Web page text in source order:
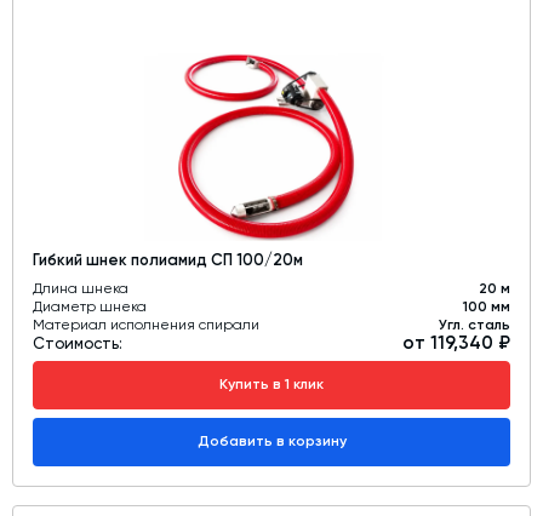
Гибкий шнек полиамид СП 100/20м
Длина шнека
20 м
Диаметр шнека
100 мм
Материал исполнения спирали
Угл. сталь
Стоимость: от 119,340 ₽
Купить в 1 клик
Добавить в корзину